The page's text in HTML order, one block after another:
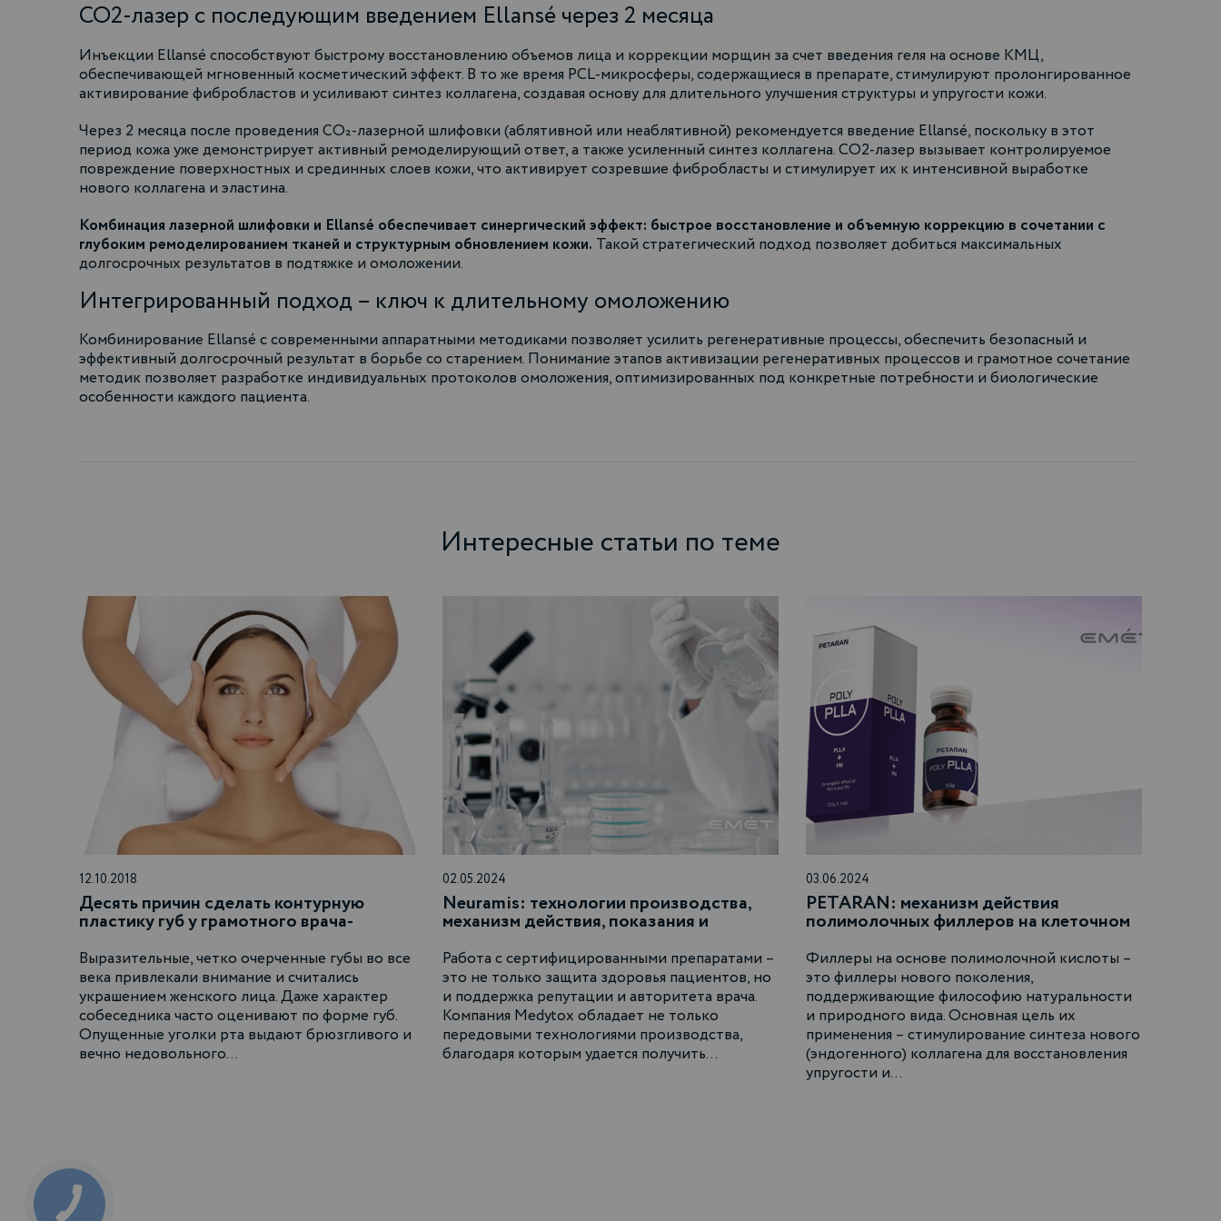
СО2-лазер с последующим введением Ellansé через 2 месяца
Инъекции Ellansé способствуют быстрому восстановлению объемов лица и коррекции морщин за счет введения геля на основе КМЦ,
обеспечивающей мгновенный косметический эффект. В то же время PCL-микросферы, содержащиеся в препарате, стимулируют пролонгированное
активирование фибробластов и усиливают синтез коллагена, создавая основу для длительного улучшения структуры и упругости кожи.
Через 2 месяца после проведения СО₂-лазерной шлифовки (аблятивной или неаблятивной) рекомендуется введение Ellansé, поскольку в этот
период кожа уже демонстрирует активный ремоделирующий ответ, а также усиленный синтез коллагена. СО2-лазер вызывает контролируемое
повреждение поверхностных и срединных слоев кожи, что активирует созревшие фибробласты и стимулирует их к интенсивной выработке
нового коллагена и эластина.
Комбинация лазерной шлифовки и Ellansé обеспечивает синергический эффект: быстрое восстановление и объемную коррекцию в сочетании с
глубоким ремоделированием тканей и структурным обновлением кожи. Такой стратегический подход позволяет добиться максимальных
долгосрочных результатов в подтяжке и омоложении.
Интегрированный подход – ключ к длительному омоложению
Комбинирование Ellansé с современными аппаратными методиками позволяет усилить регенеративные процессы, обеспечить безопасный и
эффективный долгосрочный результат в борьбе со старением. Понимание этапов активизации регенеративных процессов и грамотное сочетание
методик позволяет разработке индивидуальных протоколов омоложения, оптимизированных под конкретные потребности и биологические
особенности каждого пациента.
Интересные статьи по теме
12.10.2018
Десять причин сделать контурную
пластику губ у грамотного врача-
Выразительные, четко очерченные губы во все
века привлекали внимание и считались
украшением женского лица. Даже характер
собеседника часто оценивают по форме губ.
Опущенные уголки рта выдают брюзгливого и
вечно недовольного…
02.05.2024
Neuramis: технологии производства,
механизм действия, показания и
гиалуроновой кислоты
Работа с сертифицированными препаратами –
это не только защита здоровья пациентов, но
и поддержка репутации и авторитета врача.
Компания Medytox обладает не только
передовыми технологиями производства,
благодаря которым удается получить…
03.06.2024
PETARAN: механизм действия
полимолочных филлеров на клеточном
Филлеры на основе полимолочной кислоты –
это филлеры нового поколения,
поддерживающие философию натуральности
и природного вида. Основная цель их
применения – стимулирование синтеза нового
(эндогенного) коллагена для восстановления
упругости и…